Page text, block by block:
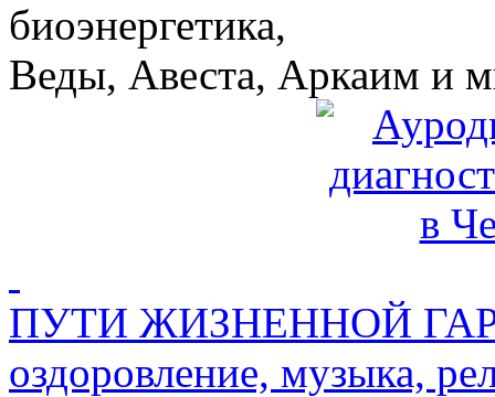
биоэнергетика,
Веды, Авеста, Аркаим и
ПУТИ ЖИЗНЕННОЙ
оздоровление, музыка,